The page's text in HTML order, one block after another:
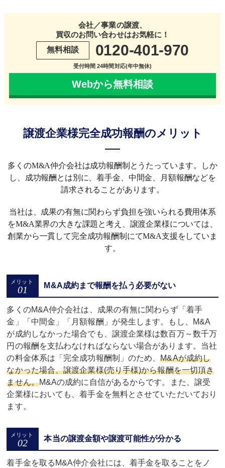
会社／事業の譲渡、
買収のお問い合わせはお気軽に！
無料相談
0120-401-970
受付時間 24時間対応(年中無休)
Webから無料相談
譲渡企業様完全成功報酬のメリット
多くのM&A仲介会社は成功報酬制とうたっています。しか
し、成功報酬とは別に、着手金、中間金、月額報酬などを
請求されることがあります。
当社は、成果の有無に関わらず負担を強いられる費用体系
をM&A業界の大きな課題と考え、譲渡企業様については、
創業から一貫して完全成功報酬制にてM&A支援をしていま
す。
M&A成約まで報酬を払う必要がない
多くのM&A仲介会社は、成果の有無に関わらず「着手
金」「中間金」「月額報酬」が発生します。もし、M&A
が成約しなかった場合でも、譲渡企業様は数百万～数千万
円の報酬を支払わなければならない場合があります。当社
の料金体系は「完全成功報酬制」のため、M&Aが成約し
なかった場合、譲渡企業様(売り手様)から報酬を一切頂き
ません。M&Aの成約に自信があるからです。また、譲受
企業様においても、着手金を無料とさせていただいており
ます。
本当の譲渡金額や譲渡可能性が分かる
着手金を取るM&A仲介会社には、着手金を取ることをノ